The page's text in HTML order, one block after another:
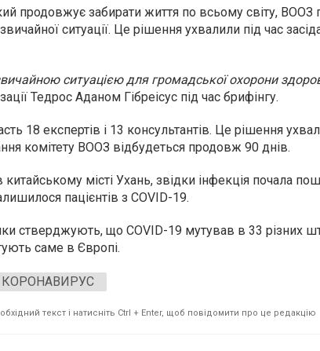
продовжує забирати життя по всьому світу, ВООЗ
ситуації. Це рішення ухвалили під час
ситуацією для громадської охорони
Тедрос Аданом Гібреісус під час брифінгу.
18 експертів і 13 консультантів. Це рішення
комітету ВООЗ відбудеться продовж 90 днів.
місті Ухань, звідки інфекція почала
пацієнтів з COVID-19.
стверджують, що COVID-19 мутував в 33 різних
саме в Європі.
КОРОНАВИРУС
текст і натисніть Ctrl + Enter, щоб повідомити про це редакцію